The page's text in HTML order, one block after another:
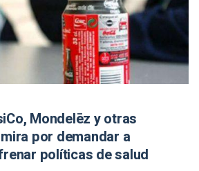
Mondelēz y otras
por demandar a
políticas de salud